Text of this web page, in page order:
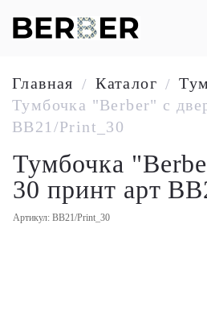
Главная / Каталог /
Тумбочка "Berber" с
BB21/Print_30
Тумбочка
30 принт арт
Артикул: BB21/Print_30